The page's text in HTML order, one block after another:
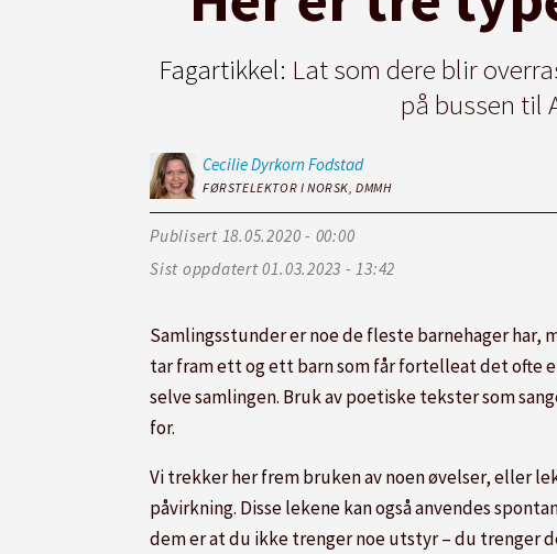
Fagartikkel: Lat som dere blir
på bussen til
Cecilie DyrkornFodstad
FØRSTELEKTOR I NORSK, DMMH
Publisert
18.05.2020 - 00:00
Sist oppdatert
01.03.2023 - 13:42
Samlingsstunder er noe de fleste barnehager
tar fram ett og ett barn som får fortelleat det ofte
selve samlingen. Bruk av poetiske tekster som
for.
Vi trekker her frem bruken av noen øvelser, eller
påvirkning. Disse lekene kan også anvendes
dem er at du ikke trenger noe utstyr – du trenger